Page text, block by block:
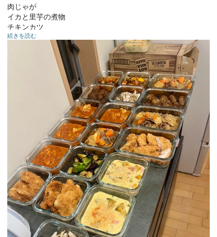
肉じゃが
イカと里芋の煮物
チキンカツ
バターチキンカレー
大葉入り豚つくねの照り焼き
かぼちゃのグラタン
鶏ハムときのこの胡麻和え
ラタトゥイユ
ナスとピーマンの揚げ浸し
続きを読む